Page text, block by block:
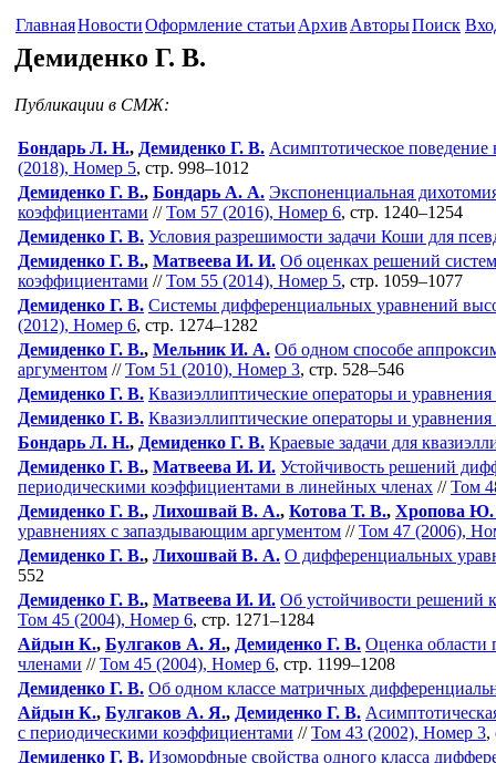
ГлавнаяНовостиОформление статьи Архив АвторыПоиск
Демиденко Г. В.
Публикации в СМЖ:
Бондарь Л. Н., Демиденко Г. В. Асимптотическое
(2018), Номер 5, стр. 998–1012
Демиденко Г. В., Бондарь А. А. Экспоненциальная
коэффициентами //Том 57 (2016), Номер 6, стр. 1240–1254
Демиденко Г. В. Условия разрешимости задачи Коши для
Демиденко Г. В., Матвеева И. И. Об оценках решений
коэффициентами //Том 55 (2014), Номер 5, стр. 1059–1077
Демиденко Г. В. Системы дифференциальных уравнений
(2012), Номер 6, стр. 1274–1282
Демиденко Г. В., Мельник И. А. Об одном способе
аргументом //Том 51 (2010), Номер 3, стр. 528–546
Демиденко Г. В. Квазиэллиптические операторы и уравнения
Демиденко Г. В. Квазиэллиптические операторы и уравнения
Бондарь Л. Н., Демиденко Г. В. Краевые задачи для
Демиденко Г. В., Матвеева И. И. Устойчивость решений
периодическими коэффициентами в линейных членах //Том
Демиденко Г. В., Лихошвай В. А., Котова Т. В., Хропова
уравнениях с запаздывающим аргументом //Том 47 (2006),
Демиденко Г. В., Лихошвай В. А. О дифференциальных
552
Демиденко Г. В., Матвеева И. И. Об устойчивости решений
Том 45 (2004), Номер 6, стр. 1271–1284
Айдын К., Булгаков А. Я., Демиденко Г. В. Оценка области
членами //Том 45 (2004), Номер 6, стр. 1199–1208
Демиденко Г. В. Об одном классе матричных
Айдын К., Булгаков А. Я., Демиденко Г. В.
с периодическими коэффициентами //Том 43 (2002), Номер 3,
Демиденко Г. В. Изоморфные свойства одного класса